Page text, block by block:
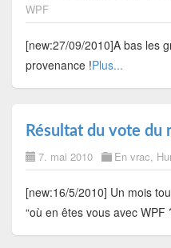
WPF
[new:27/09/2010]A bas les
provenance !Plus...
Résultat du vote du
7. mai 2010 En vrac,
[new:16/5/2010] Un mois
“où en êtes vous avec WPF